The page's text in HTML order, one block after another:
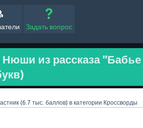
Задать вопрос
Нюши из рассказа "Бабье
(6.7 тыс. баллов) в категории Кроссворды